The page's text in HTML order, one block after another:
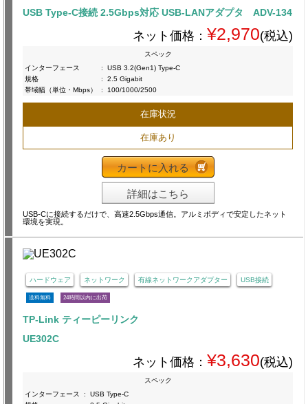
USB Type-C接続 2.5Gbps対応 USB-LANアダプタ ADV-134
ネット価格： ¥2,970(税込)
スペック
インターフェース
:
USB 3.2(Gen1) Type-C
規格
:
2.5 Gigabit
帯域幅（単位・Mbps）
: 100/1000/2500
在庫状況
在庫あり
カートに入れる
詳細はこちら
USB-Cに接続するだけで、高速2.5Gbps通信。アルミボディで安定したネット
環境を実現。
ハードウェア ネットワーク 有線ネットワークアダプター USB接続
送料無料 24時間以内に出荷
TP-Link ティーピーリンク
UE302C
ネット価格： ¥3,630(税込)
スペック
インターフェース
:
USB Type-C